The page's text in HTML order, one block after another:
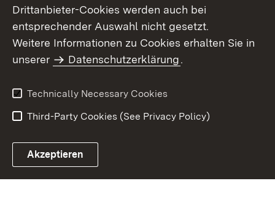
Site Map
Contact Us
Imprint
Data Protection
Accessibility
Drittanbieter-Cookies werden auch bei
entsprechender Auswahl nicht gesetzt.
Weitere Informationen zu Cookies erhalten Sie in
unserer
Datenschutzerklärung.
Technically Necessary Cookies
Third-Party Cookies (See Privacy Policy)
Akzeptieren